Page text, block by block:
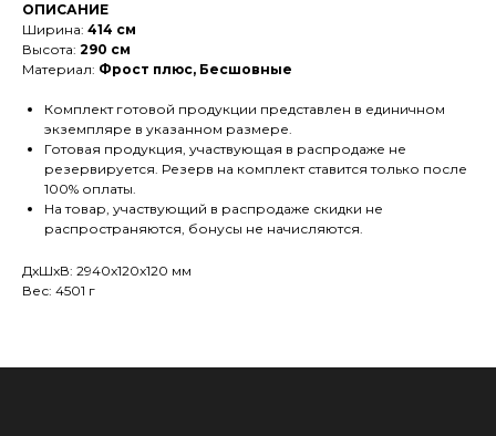
ОПИСАНИЕ
Ширина: 414 см
Высота: 290 см
Материал: Фрост плюс, Бесшовные
Комплект готовой продукции представлен в единичном
экземпляре в указанном размере.
Готовая продукция, участвующая в распродаже не
резервируется. Резерв на комплект ставится только после
100% оплаты.
На товар, участвующий в распродаже скидки не
распространяются, бонусы не начисляются.
ДxШxВ: 2940x120x120 мм
Вес: 4501 г